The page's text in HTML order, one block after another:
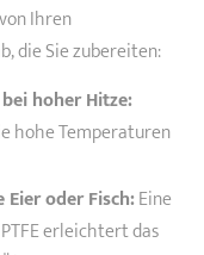
Ihren
die Sie zubereiten:
hoher Hitze:
hohe Temperaturen
oder Fisch:Eine
erleichtert das